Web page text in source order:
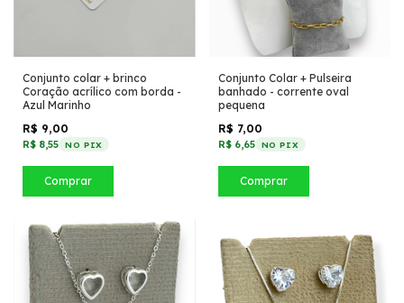
Conjunto colar + brinco
Coração acrílico com borda -
Azul Marinho
R$ 9,00
R$ 8,55 NO PIX
Comprar
Conjunto Colar + Pulseira
banhado - corrente oval
pequena
R$ 7,00
R$ 6,65 NO PIX
Comprar